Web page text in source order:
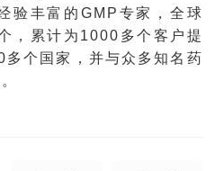
验丰富的 GMP 专家，全球
，累计为 1000 多个客户提
多个国家，并与众多知名药